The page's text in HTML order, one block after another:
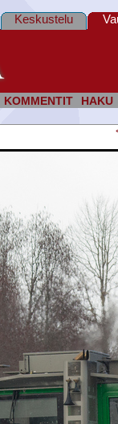
KOMMENTIT HAKU
Keskustelu